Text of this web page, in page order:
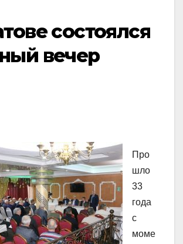
состоялся
вечер
Про
шло
33
года
с
моме